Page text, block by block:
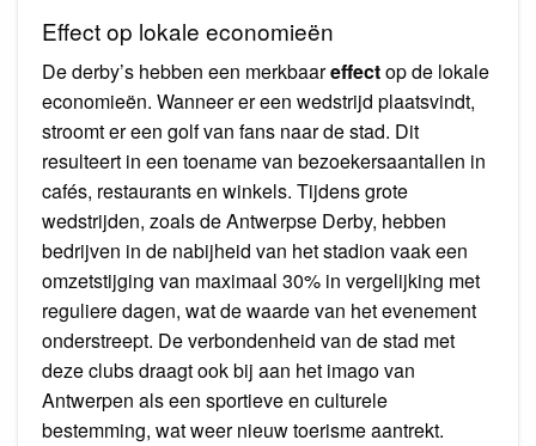
Effect op lokale economieën
De derby’s hebben een merkbaareffectop de lokale
economieën. Wanneer er een wedstrijd plaatsvindt,
stroomt er een golf van fans naar de stad. Dit
resulteert in een toename van bezoekersaantallen in
cafés, restaurants en winkels. Tijdens grote
wedstrijden, zoals de Antwerpse Derby, hebben
bedrijven in de nabijheid van het stadion vaak een
omzetstijging van maximaal 30% in vergelijking met
reguliere dagen, wat de waarde van het evenement
onderstreept. De verbondenheid van de stad met
deze clubs draagt ook bij aan het imago van
Antwerpen als een sportieve en culturele
bestemming, wat weer nieuw toerisme aantrekt.